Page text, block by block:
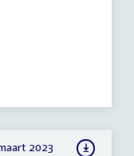
2023